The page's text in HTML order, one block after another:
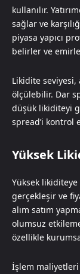
kullanılır.
sağlar ve
piyasa yapıcı
belirler ve
Likidite seviyesi,
ölçülebilir. Dar
düşük likiditeyi
spread’i kontrol
Yüksek
Yüksek
gerçekleşir ve
alım satım
olumsuz
özellikle
İşlem maliyetleri